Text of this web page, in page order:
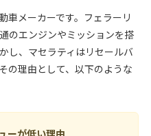
車メーカーです。フェラーリ
のエンジンやミッションを搭
し、マセラティはリセールバ
の理由として、以下のような